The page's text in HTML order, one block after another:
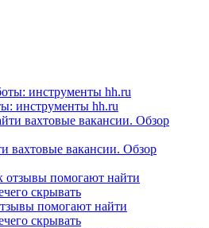
инструменты hh.ru
вахтовые вакансии. Обзор
помогают найти
скрывать